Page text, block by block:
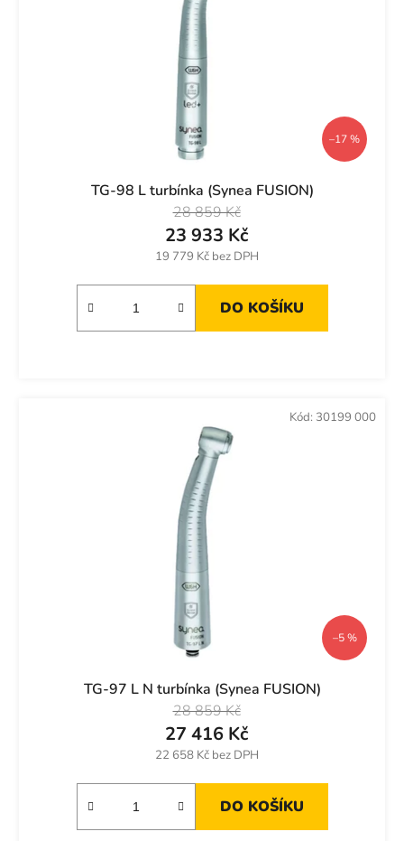
–17 %
TG-98 L turbínka (Synea FUSION)
19 779 Kč bez DPH
23 933 Kč
28 859 Kč
DO KOŠÍKU
–5 %
TG-97 L N turbínka (Synea FUSION)
22 658 Kč bez DPH
27 416 Kč
28 859 Kč
DO KOŠÍKU
Kód: 30199 000